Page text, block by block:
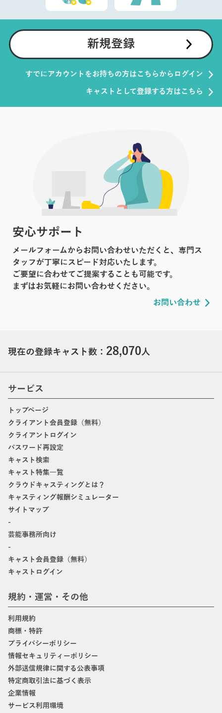
新規登録
すでにアカウントをお持ちの方はこちらからログイン
キャストとして登録する方はこちら
安心サポート
メールフォームからお問い合わせいただくと、専門ス
タッフが丁寧にスピード対応いたします。
ご要望に合わせてご提案することも可能です。
まずはお気軽にお問い合わせください。
お問い合わせ
現在の登録キャスト数： 28,070人
サービス
トップページ
クライアント会員登録（無料）
クライアントログイン
パスワード再設定
キャスト検索
キャスト特集一覧
クラウドキャスティングとは？
キャスティング報酬シミュレーター
サイトマップ
-
芸能事務所向け
-
キャスト会員登録（無料）
キャストログイン
規約・運営・その他
利用規約
商標・特許
プライバシーポリシー
情報セキュリティーポリシー
外部送信規律に関する公表事項
特定商取引法に基づく表示
企業情報
サービス利用環境